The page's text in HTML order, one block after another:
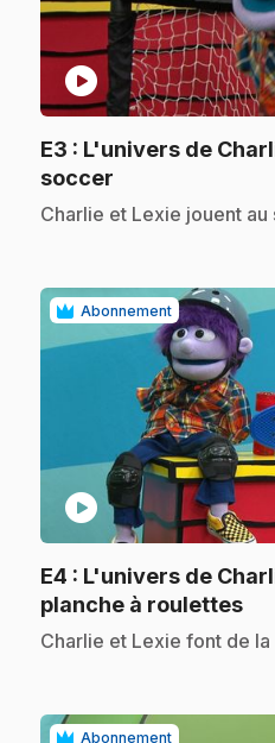
play_circle
E3 : L'univers de
soccer
.Charlie et Lexie jouent au
Abonnement
play_circle
E4 : L'univers de
planche à roulettes.
.Charlie et Lexie font de
Abonnement